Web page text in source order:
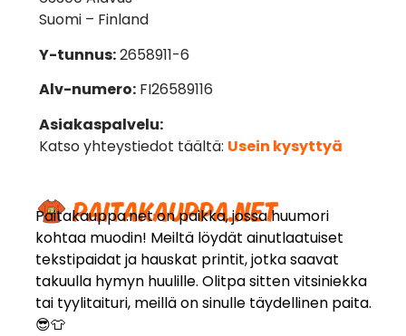
Paitakauppa.net on paikka, jossa huumori
kohtaa muodin! Meiltä löydät ainutlaatuiset
tekstipaidat ja hauskat printit, jotka saavat
takuulla hymyn huulille. Olitpa sitten vitsiniekka
tai tyylitaituri, meillä on sinulle täydellinen paita.
😎👕
Suomi – Finland
Y-tunnus:2658911-6
Alv-numero:FI26589116
Asiakaspalvelu:
Katso yhteystiedot täältä: Usein kysyttyä